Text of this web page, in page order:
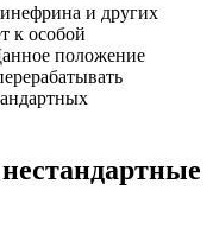
и других
к особой
положение